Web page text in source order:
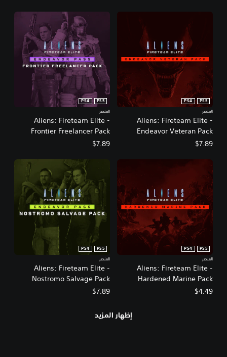
Aliens: Fireteam Elite -
Endeavor Veteran Pack
PS5
PS4
العنصر
$7.89
Aliens: Fireteam Elite -
Frontier Freelancer Pack
PS5
PS4
العنصر
$7.89
Aliens: Fireteam Elite -
Hardened Marine Pack
PS5
PS4
العنصر
$4.49
Aliens: Fireteam Elite -
Nostromo Salvage Pack
PS5
PS4
العنصر
$7.89
إظهار المزيد